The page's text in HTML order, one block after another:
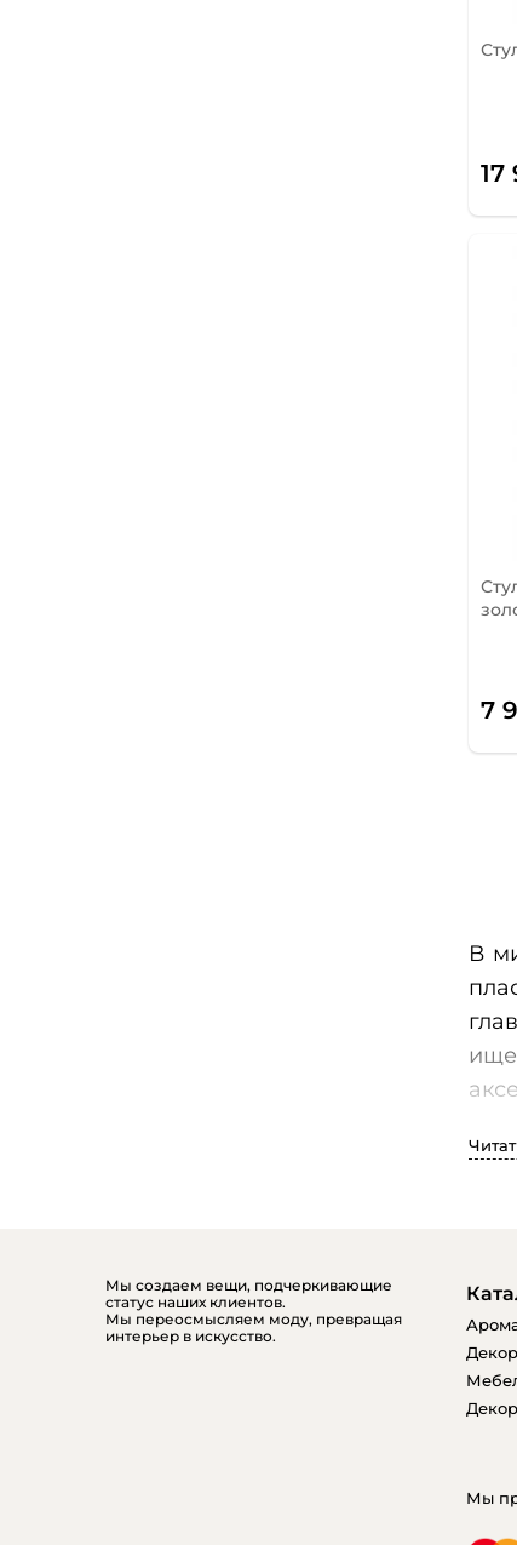
17
7
В
Наш
Мы создаем вещи, подчеркивающие
статус наших клиентов.
Мы переосмысляем моду, превращая
интерьер в искусство.
Мы